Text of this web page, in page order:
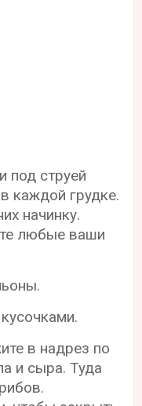
под струей
каждой грудке.
начинку.
любые ваши
в надрез по
и сыра. Туда